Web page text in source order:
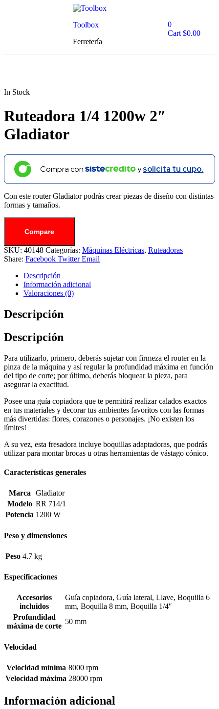
Toolbox
Ferretería
0
Cart $0.00
In Stock
Ruteadora 1/4 1200w 2″
Gladiator
Compra con ysolicita tu cupo.
Con este router Gladiator podrás crear piezas de diseño con distintas
formas y tamaños.
Compare
SKU: 40148 Categorías: Máquinas Eléctricas, Ruteadoras
Share: Facebook Twitter Email
Descripción
Información adicional
Valoraciones (0)
Descripción
Descripción
Para utilizarlo, primero, deberás sujetar con firmeza el router en la
pinza de la máquina y así regular la profundidad máxima en función
del tipo de corte; por último, deberás bloquear la pieza, para
asegurar la exactitud.
Posee una guía copiadora que te permitirá realizar calados exactos
en tus materiales y decorar tus ambientes favoritos con las formas
más divertidas: flores, corazones o personajes. ¡No existen los
límites!
A su vez, esta fresadora incluye boquillas adaptadoras, que podrás
utilizar para montar brocas u otras herramientas de vástago cónico.
Características generales
Marca
Gladiator
Modelo RR 714/1
Potencia 1200 W
Peso y dimensiones
Peso 4.7 kg
Especificaciones
Accesorios
incluidos
Guía copiadora, Guía lateral, Llave, Boquilla 6
mm, Boquilla 8 mm, Boquilla 1/4″
Profundidad
máxima de corte
50 mm
Velocidad
Velocidad mínima 8000 rpm
Velocidad máxima 28000 rpm
Información adicional